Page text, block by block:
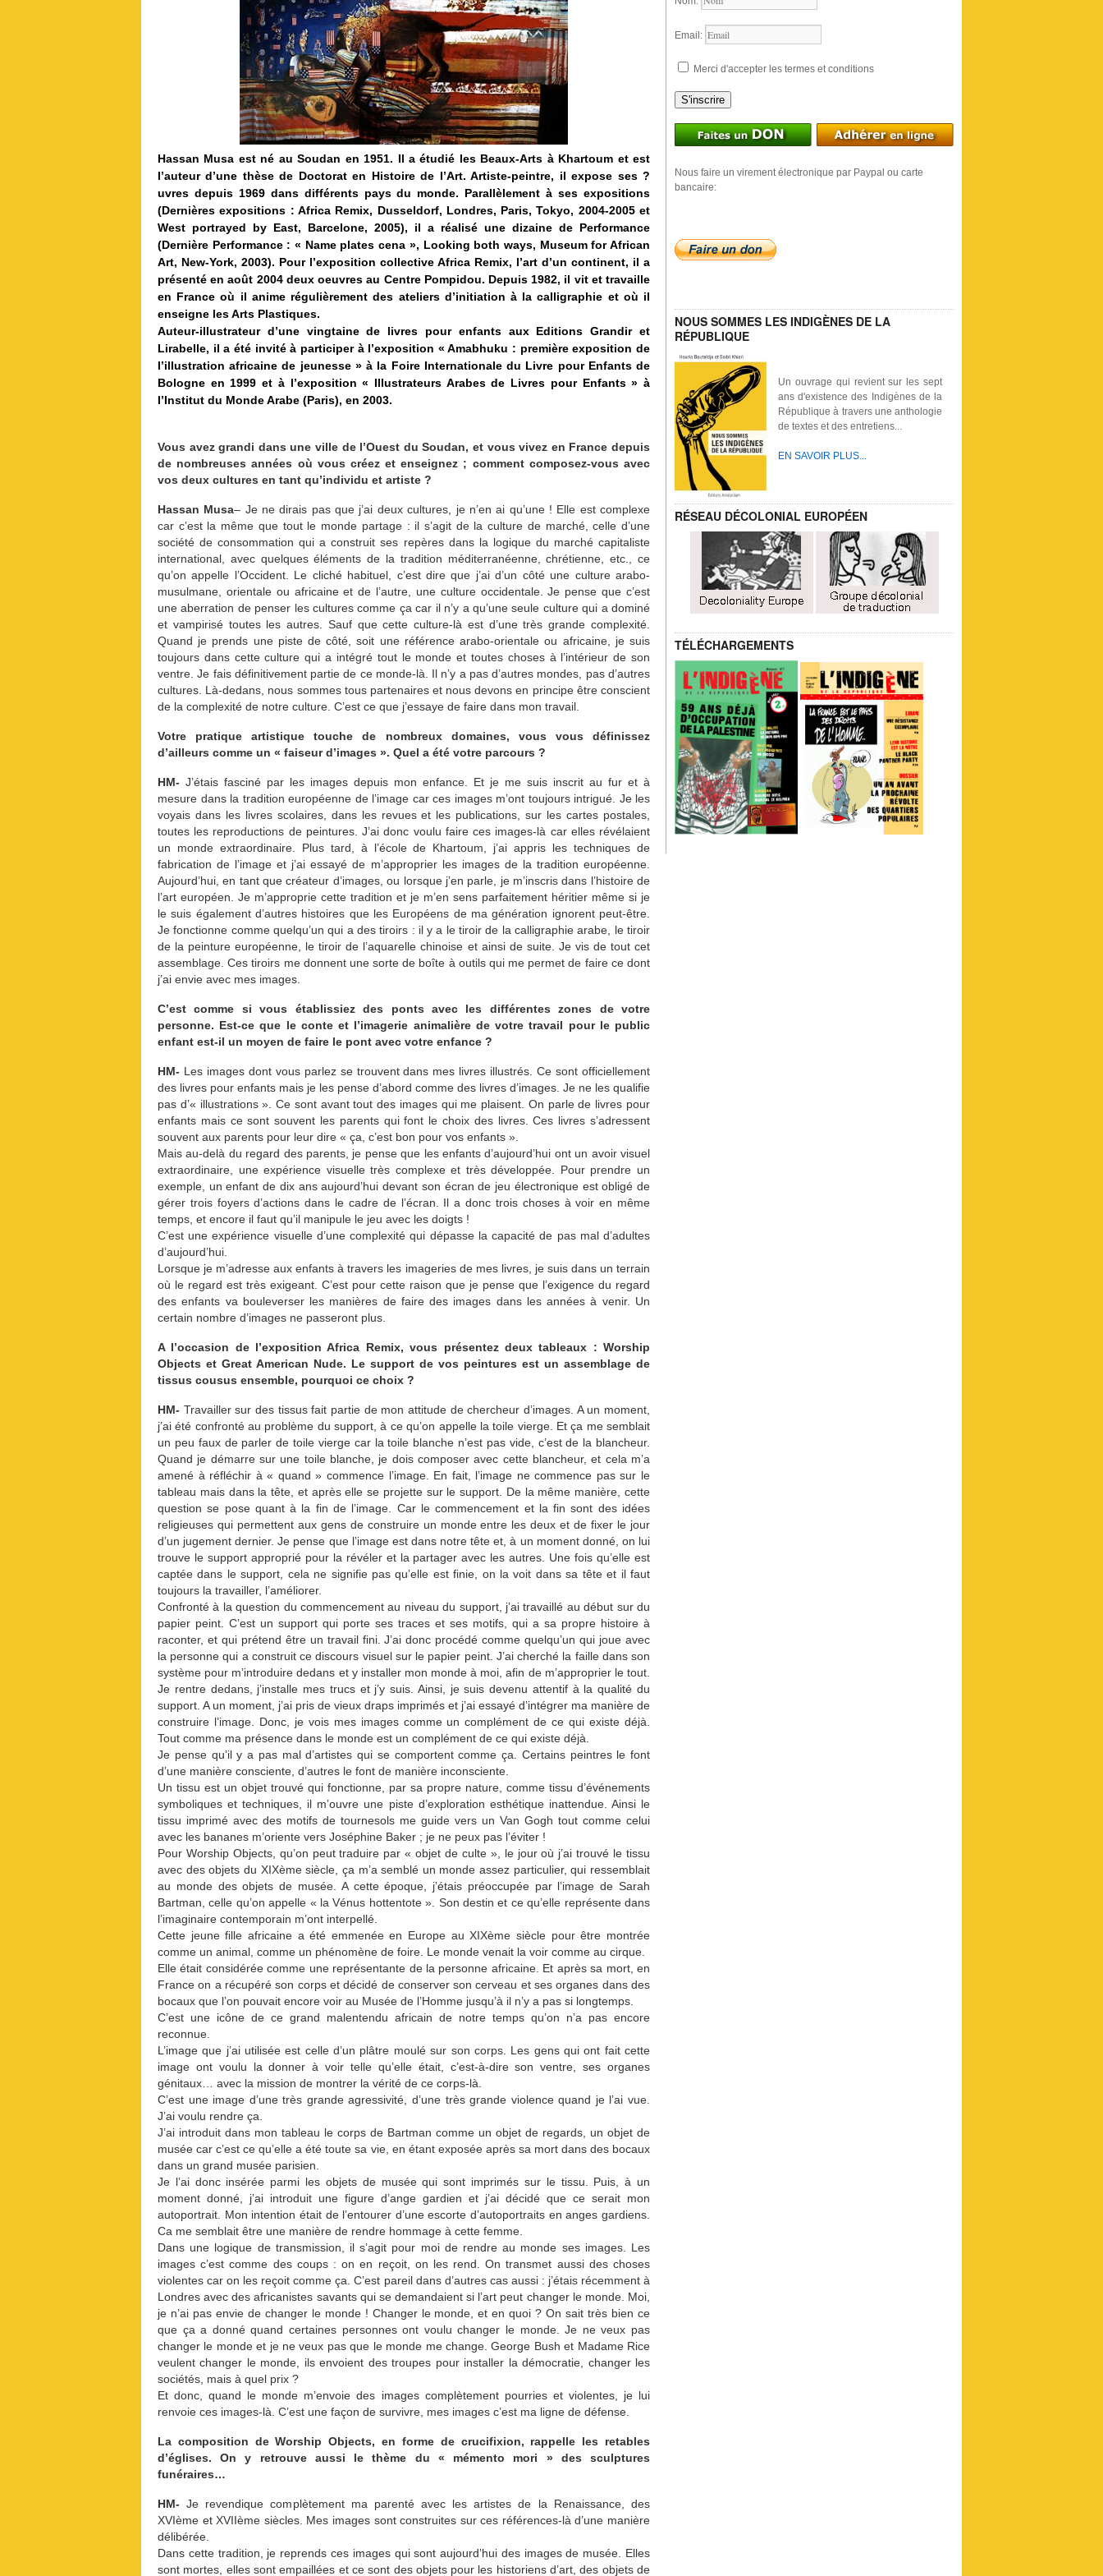
Hassan Musa est né au Soudan en 1951. Il a étudié les Beaux-Arts à Khartoum et est
l’auteur d’une thèse de Doctorat en Histoire de l’Art. Artiste-peintre, il expose ses ?
uvres depuis 1969 dans différents pays du monde. Parallèlement à ses expositions
(Dernières expositions : Africa Remix, Dusseldorf, Londres, Paris, Tokyo, 2004-2005 et
West portrayed by East, Barcelone, 2005), il a réalisé une dizaine de Performance
(Dernière Performance : « Name plates cena », Looking both ways, Museum for African
Art, New-York, 2003). Pour l’exposition collective Africa Remix, l’art d’un continent, il a
présenté en août 2004 deux oeuvres au Centre Pompidou. Depuis 1982, il vit et travaille
en France où il anime régulièrement des ateliers d’initiation à la calligraphie et où il
enseigne les Arts Plastiques.
Auteur-illustrateur d’une vingtaine de livres pour enfants aux Editions Grandir et
Lirabelle, il a été invité à participer à l’exposition « Amabhuku : première exposition de
l’illustration africaine de jeunesse » à la Foire Internationale du Livre pour Enfants de
Bologne en 1999 et à l’exposition « Illustrateurs Arabes de Livres pour Enfants » à
l’Institut du Monde Arabe (Paris), en 2003.
Vous avez grandi dans une ville de l’Ouest du Soudan, et vous vivez en France depuis
de nombreuses années où vous créez et enseignez ; comment composez-vous avec
vos deux cultures en tant qu’individu et artiste ?
Hassan Musa– Je ne dirais pas que j’ai deux cultures, je n’en ai qu’une ! Elle est complexe
car c’est la même que tout le monde partage : il s’agit de la culture de marché, celle d’une
société de consommation qui a construit ses repères dans la logique du marché capitaliste
international, avec quelques éléments de la tradition méditerranéenne, chrétienne, etc., ce
qu’on appelle l’Occident. Le cliché habituel, c’est dire que j’ai d’un côté une culture arabo-
musulmane, orientale ou africaine et de l’autre, une culture occidentale. Je pense que c’est
une aberration de penser les cultures comme ça car il n’y a qu’une seule culture qui a dominé
et vampirisé toutes les autres. Sauf que cette culture-là est d’une très grande complexité.
Quand je prends une piste de côté, soit une référence arabo-orientale ou africaine, je suis
toujours dans cette culture qui a intégré tout le monde et toutes choses à l’intérieur de son
ventre. Je fais définitivement partie de ce monde-là. Il n’y a pas d’autres mondes, pas d’autres
cultures. Là-dedans, nous sommes tous partenaires et nous devons en principe être conscient
de la complexité de notre culture. C’est ce que j’essaye de faire dans mon travail.
Votre pratique artistique touche de nombreux domaines, vous vous définissez
d’ailleurs comme un « faiseur d’images ». Quel a été votre parcours ?
HM- J’étais fasciné par les images depuis mon enfance. Et je me suis inscrit au fur et à
mesure dans la tradition européenne de l’image car ces images m’ont toujours intrigué. Je les
voyais dans les livres scolaires, dans les revues et les publications, sur les cartes postales,
toutes les reproductions de peintures. J’ai donc voulu faire ces images-là car elles révélaient
un monde extraordinaire. Plus tard, à l’école de Khartoum, j’ai appris les techniques de
fabrication de l’image et j’ai essayé de m’approprier les images de la tradition européenne.
Aujourd’hui, en tant que créateur d’images, ou lorsque j’en parle, je m’inscris dans l’histoire de
l’art européen. Je m’approprie cette tradition et je m’en sens parfaitement héritier même si je
le suis également d’autres histoires que les Européens de ma génération ignorent peut-être.
Je fonctionne comme quelqu’un qui a des tiroirs : il y a le tiroir de la calligraphie arabe, le tiroir
de la peinture européenne, le tiroir de l’aquarelle chinoise et ainsi de suite. Je vis de tout cet
assemblage. Ces tiroirs me donnent une sorte de boîte à outils qui me permet de faire ce dont
j’ai envie avec mes images.
C’est comme si vous établissiez des ponts avec les différentes zones de votre
personne. Est-ce que le conte et l’imagerie animalière de votre travail pour le public
enfant est-il un moyen de faire le pont avec votre enfance ?
HM- Les images dont vous parlez se trouvent dans mes livres illustrés. Ce sont officiellement
des livres pour enfants mais je les pense d’abord comme des livres d’images. Je ne les qualifie
pas d’« illustrations ». Ce sont avant tout des images qui me plaisent. On parle de livres pour
enfants mais ce sont souvent les parents qui font le choix des livres. Ces livres s’adressent
souvent aux parents pour leur dire « ça, c’est bon pour vos enfants ».
Mais au-delà du regard des parents, je pense que les enfants d’aujourd’hui ont un avoir visuel
extraordinaire, une expérience visuelle très complexe et très développée. Pour prendre un
exemple, un enfant de dix ans aujourd’hui devant son écran de jeu électronique est obligé de
gérer trois foyers d’actions dans le cadre de l’écran. Il a donc trois choses à voir en même
temps, et encore il faut qu’il manipule le jeu avec les doigts !
C’est une expérience visuelle d’une complexité qui dépasse la capacité de pas mal d’adultes
d’aujourd’hui.
Lorsque je m’adresse aux enfants à travers les imageries de mes livres, je suis dans un terrain
où le regard est très exigeant. C’est pour cette raison que je pense que l’exigence du regard
des enfants va bouleverser les manières de faire des images dans les années à venir. Un
certain nombre d’images ne passeront plus.
A l’occasion de l’exposition Africa Remix, vous présentez deux tableaux : Worship
Objects et Great American Nude. Le support de vos peintures est un assemblage de
tissus cousus ensemble, pourquoi ce choix ?
HM- Travailler sur des tissus fait partie de mon attitude de chercheur d’images. A un moment,
j’ai été confronté au problème du support, à ce qu’on appelle la toile vierge. Et ça me semblait
un peu faux de parler de toile vierge car la toile blanche n’est pas vide, c’est de la blancheur.
Quand je démarre sur une toile blanche, je dois composer avec cette blancheur, et cela m’a
amené à réfléchir à « quand » commence l’image. En fait, l’image ne commence pas sur le
tableau mais dans la tête, et après elle se projette sur le support. De la même manière, cette
question se pose quant à la fin de l’image. Car le commencement et la fin sont des idées
religieuses qui permettent aux gens de construire un monde entre les deux et de fixer le jour
d’un jugement dernier. Je pense que l’image est dans notre tête et, à un moment donné, on lui
trouve le support approprié pour la révéler et la partager avec les autres. Une fois qu’elle est
captée dans le support, cela ne signifie pas qu’elle est finie, on la voit dans sa tête et il faut
toujours la travailler, l’améliorer.
Confronté à la question du commencement au niveau du support, j’ai travaillé au début sur du
papier peint. C’est un support qui porte ses traces et ses motifs, qui a sa propre histoire à
raconter, et qui prétend être un travail fini. J’ai donc procédé comme quelqu’un qui joue avec
la personne qui a construit ce discours visuel sur le papier peint. J’ai cherché la faille dans son
système pour m’introduire dedans et y installer mon monde à moi, afin de m’approprier le tout.
Je rentre dedans, j’installe mes trucs et j’y suis. Ainsi, je suis devenu attentif à la qualité du
support. A un moment, j’ai pris de vieux draps imprimés et j’ai essayé d’intégrer ma manière de
construire l’image. Donc, je vois mes images comme un complément de ce qui existe déjà.
Tout comme ma présence dans le monde est un complément de ce qui existe déjà.
Je pense qu’il y a pas mal d’artistes qui se comportent comme ça. Certains peintres le font
d’une manière consciente, d’autres le font de manière inconsciente.
Un tissu est un objet trouvé qui fonctionne, par sa propre nature, comme tissu d’événements
symboliques et techniques, il m’ouvre une piste d’exploration esthétique inattendue. Ainsi le
tissu imprimé avec des motifs de tournesols me guide vers un Van Gogh tout comme celui
avec les bananes m’oriente vers Joséphine Baker ; je ne peux pas l’éviter !
Pour Worship Objects, qu’on peut traduire par « objet de culte », le jour où j’ai trouvé le tissu
avec des objets du XIXème siècle, ça m’a semblé un monde assez particulier, qui ressemblait
au monde des objets de musée. A cette époque, j’étais préoccupée par l’image de Sarah
Bartman, celle qu’on appelle « la Vénus hottentote ». Son destin et ce qu’elle représente dans
l’imaginaire contemporain m’ont interpellé.
Cette jeune fille africaine a été emmenée en Europe au XIXème siècle pour être montrée
comme un animal, comme un phénomène de foire. Le monde venait la voir comme au cirque.
Elle était considérée comme une représentante de la personne africaine. Et après sa mort, en
France on a récupéré son corps et décidé de conserver son cerveau et ses organes dans des
bocaux que l’on pouvait encore voir au Musée de l’Homme jusqu’à il n’y a pas si longtemps.
C’est une icône de ce grand malentendu africain de notre temps qu’on n’a pas encore
reconnue.
L’image que j’ai utilisée est celle d’un plâtre moulé sur son corps. Les gens qui ont fait cette
image ont voulu la donner à voir telle qu’elle était, c’est-à-dire son ventre, ses organes
génitaux… avec la mission de montrer la vérité de ce corps-là.
C’est une image d’une très grande agressivité, d’une très grande violence quand je l’ai vue.
J’ai voulu rendre ça.
J’ai introduit dans mon tableau le corps de Bartman comme un objet de regards, un objet de
musée car c’est ce qu’elle a été toute sa vie, en étant exposée après sa mort dans des bocaux
dans un grand musée parisien.
Je l’ai donc insérée parmi les objets de musée qui sont imprimés sur le tissu. Puis, à un
moment donné, j’ai introduit une figure d’ange gardien et j’ai décidé que ce serait mon
autoportrait. Mon intention était de l’entourer d’une escorte d’autoportraits en anges gardiens.
Ca me semblait être une manière de rendre hommage à cette femme.
Dans une logique de transmission, il s’agit pour moi de rendre au monde ses images. Les
images c’est comme des coups : on en reçoit, on les rend. On transmet aussi des choses
violentes car on les reçoit comme ça. C’est pareil dans d’autres cas aussi : j’étais récemment à
Londres avec des africanistes savants qui se demandaient si l’art peut changer le monde. Moi,
je n’ai pas envie de changer le monde ! Changer le monde, et en quoi ? On sait très bien ce
que ça a donné quand certaines personnes ont voulu changer le monde. Je ne veux pas
changer le monde et je ne veux pas que le monde me change. George Bush et Madame Rice
veulent changer le monde, ils envoient des troupes pour installer la démocratie, changer les
sociétés, mais à quel prix ?
Et donc, quand le monde m’envoie des images complètement pourries et violentes, je lui
renvoie ces images-là. C’est une façon de survivre, mes images c’est ma ligne de défense.
La composition de Worship Objects, en forme de crucifixion, rappelle les retables
d’églises. On y retrouve aussi le thème du « mémento mori » des sculptures
funéraires…
HM- Je revendique complètement ma parenté avec les artistes de la Renaissance, des
XVIème et XVIIème siècles. Mes images sont construites sur ces références-là d’une manière
délibérée.
Dans cette tradition, je reprends ces images qui sont aujourd’hui des images de musée. Elles
sont mortes, elles sont empaillées et ce sont des objets pour les historiens d’art, des objets de
Email:
Merci d'accepter les termes et conditions
S'inscrire
Nous faire un virement électronique par Paypal ou carte
bancaire:
NOUS SOMMES LES INDIGÈNES DE LA
RÉPUBLIQUE
Un ouvrage qui revient sur les sept
ans d'existence des Indigènes de la
République à travers une anthologie
de textes et des entretiens...
EN SAVOIR PLUS...
RÉSEAU DÉCOLONIAL EUROPÉEN
TÉLÉCHARGEMENTS